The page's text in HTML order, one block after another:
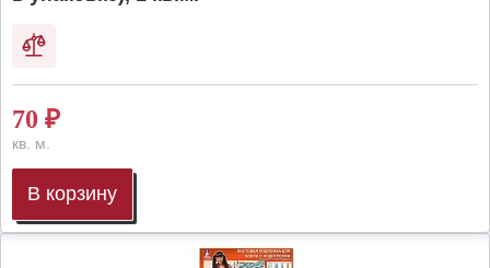
70 ₽
кв. м.
В корзину